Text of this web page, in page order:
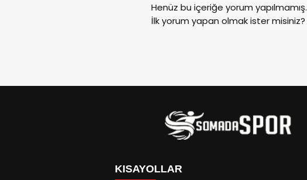
Henüz bu içeriğe yorum yapılmamış.
İlk yorum yapan olmak ister misiniz?
KISAYOLLAR